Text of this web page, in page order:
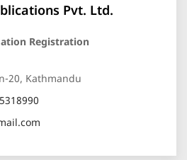
Pvt. Ltd.
Registration
20, Kathmandu